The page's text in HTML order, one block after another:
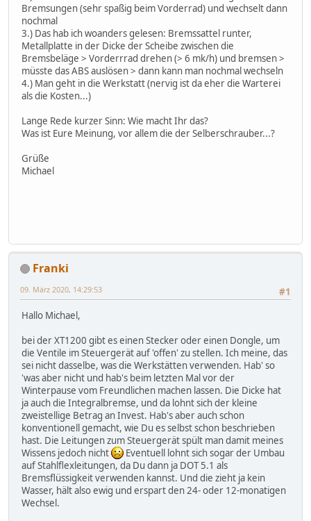
Bremsungen (sehr spaßig beim Vorderrad) und wechselt dann
nochmal
3.) Das hab ich woanders gelesen: Bremssattel runter,
Metallplatte in der Dicke der Scheibe zwischen die
Bremsbeläge > Vorderrrad drehen (> 6 mk/h) und bremsen >
müsste das ABS auslösen > dann kann man nochmal wechseln
4.) Man geht in die Werkstatt (nervig ist da eher die Warterei
als die Kosten...)
Lange Rede kurzer Sinn: Wie macht Ihr das?
Was ist Eure Meinung, vor allem die der Selberschrauber...?
Grüße
Michael
Franki
#1
09. März 2020, 14:29:53
Hallo Michael,
bei der XT1200 gibt es einen Stecker oder einen Dongle, um
die Ventile im Steuergerät auf 'offen' zu stellen. Ich meine, das
sei nicht dasselbe, was die Werkstätten verwenden. Hab' so
'was aber nicht und hab's beim letzten Mal vor der
Winterpause vom Freundlichen machen lassen. Die Dicke hat
ja auch die Integralbremse, und da lohnt sich der kleine
zweistellige Betrag an Invest. Hab's aber auch schon
konventionell gemacht, wie Du es selbst schon beschrieben
hast. Die Leitungen zum Steuergerät spült man damit meines
Wissens jedoch nicht
Eventuell lohnt sich sogar der Umbau
auf Stahlflexleitungen, da Du dann ja DOT 5.1 als
Bremsflüssigkeit verwenden kannst. Und die zieht ja kein
Wasser, hält also ewig und erspart den 24- oder 12-monatigen
Wechsel.